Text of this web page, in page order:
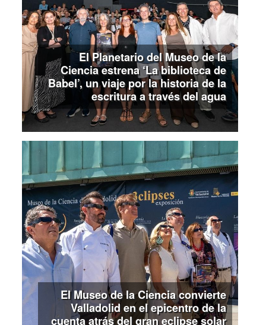
El Planetario del Museo de la
Ciencia estrena ‘La biblioteca de
Babel’, un viaje por la historia de la
escritura a través del agua
El Museo de la Ciencia convierte
Valladolid en el epicentro de la
cuenta atrás del gran eclipse solar